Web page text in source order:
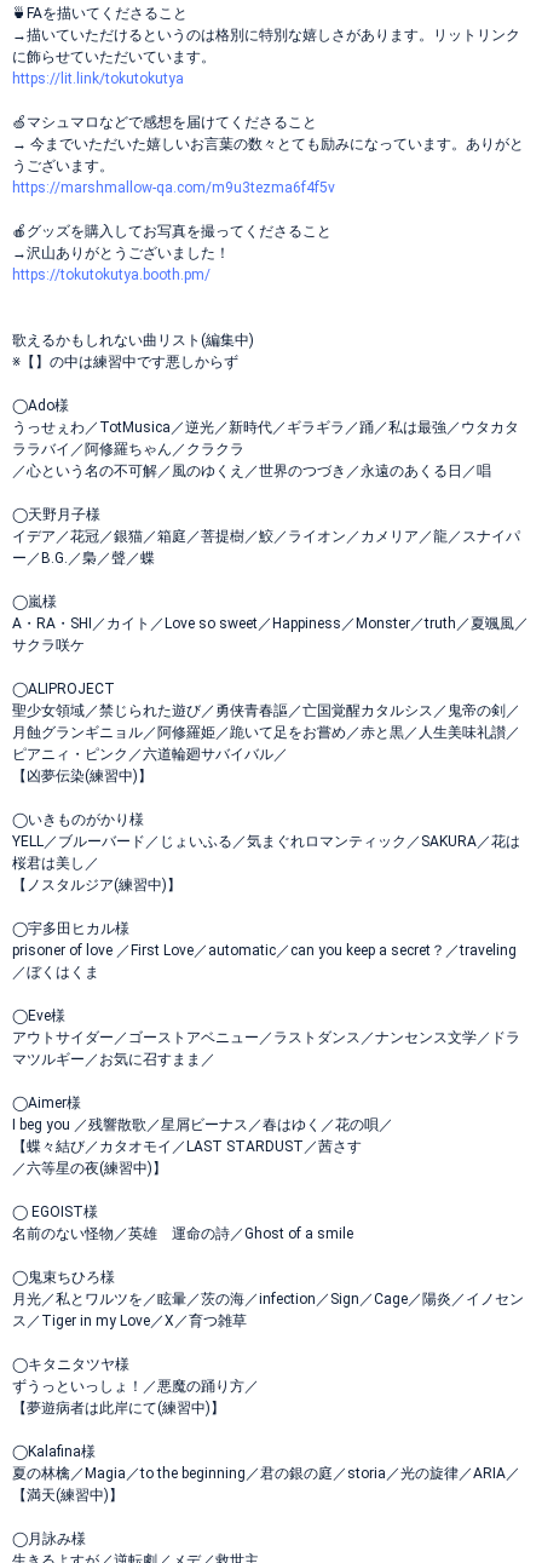
🍵FAを描いてくださること
→描いていただけるというのは格別に特別な嬉しさがあります。リットリンク
に飾らせていただいています。
https://lit.link/tokutokutya
🍏マシュマロなどで感想を届けてくださること
→ 今までいただいた嬉しいお言葉の数々とても励みになっています。ありがと
うございます。
https://marshmallow-qa.com/m9u3tezma6f4f5v
🍎グッズを購入してお写真を撮ってくださること
→沢山ありがとうございました！
https://tokutokutya.booth.pm/
歌えるかもしれない曲リスト(編集中)
※【】の中は練習中です悪しからず
◯Ado様
うっせぇわ／TotMusica／逆光／新時代／ギラギラ／踊／私は最強／ウタカタ
ララバイ／阿修羅ちゃん／クラクラ
／心という名の不可解／風のゆくえ／世界のつづき／永遠のあくる日／唱
◯天野月子様
イデア／花冠／銀猫／箱庭／菩提樹／鮫／ライオン／カメリア／龍／スナイパ
ー／B.G.／梟／聲／蝶
◯嵐様
A・RA・SHI／カイト／Love so sweet／Happiness／Monster／truth／夏颯風／
サクラ咲ケ
◯ALIPROJECT
聖少女領域／禁じられた遊び／勇侠青春謳／亡国覚醒カタルシス／鬼帝の剣／
月蝕グランギニョル／阿修羅姫／跪いて足をお嘗め／赤と黒／人生美味礼讃／
ピアニィ・ピンク／六道輪廻サバイバル／
【凶夢伝染(練習中)】
◯いきものがかり様
YELL／ブルーバード／じょいふる／気まぐれロマンティック／SAKURA／花は
桜君は美し／
【ノスタルジア(練習中)】
◯宇多田ヒカル様
prisoner of love ／First Love／automatic／can you keep a secret？／traveling
／ぼくはくま
◯Eve様
アウトサイダー／ゴーストアベニュー／ラストダンス／ナンセンス文学／ドラ
マツルギー／お気に召すまま／
◯Aimer様
I beg you ／残響散歌／星屑ビーナス／春はゆく／花の唄／
【蝶々結び／カタオモイ／LAST STARDUST／茜さす
／六等星の夜(練習中)】
◯ EGOIST様
名前のない怪物／英雄 運命の詩／Ghost of a smile
◯鬼束ちひろ様
月光／私とワルツを／眩暈／茨の海／infection／Sign／Cage／陽炎／イノセン
ス／Tiger in my Love／X／育つ雑草
◯キタニタツヤ様
ずうっといっしょ！／悪魔の踊り方／
【夢遊病者は此岸にて(練習中)】
◯Kalafina様
夏の林檎／Magia／to the beginning／君の銀の庭／storia／光の旋律／ARIA／
【満天(練習中)】
◯月詠み様